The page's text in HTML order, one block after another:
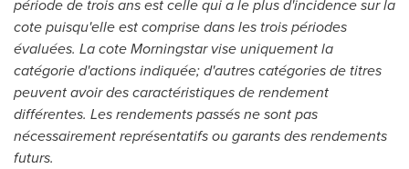
période de trois ans est celle qui a le plus d'incidence sur la
cote puisqu'elle est comprise dans les trois périodes
évaluées. La cote Morningstar vise uniquement la
catégorie d'actions indiquée; d'autres catégories de titres
peuvent avoir des caractéristiques de rendement
différentes. Les rendements passés ne sont pas
nécessairement représentatifs ou garants des rendements
futurs.